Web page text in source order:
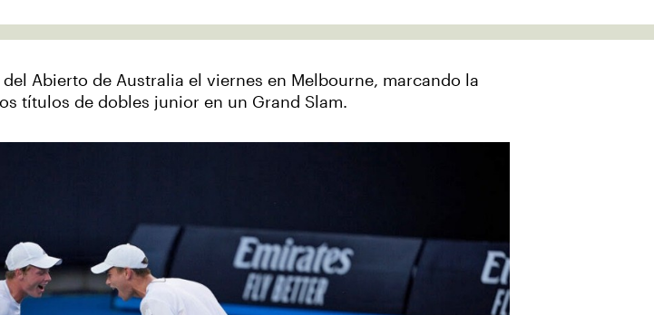
Abierto de Australia el viernes en Melbourne, marcando la
títulos de dobles junior en un Grand Slam.